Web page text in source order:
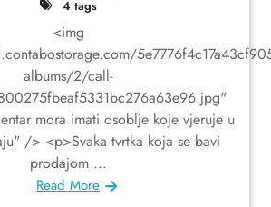
4 tags
<img
albums/2/call-
mora imati osoblje koje vjeruje u
/> <p>Svaka tvrtka koja se bavi
prodajom ...
Read More